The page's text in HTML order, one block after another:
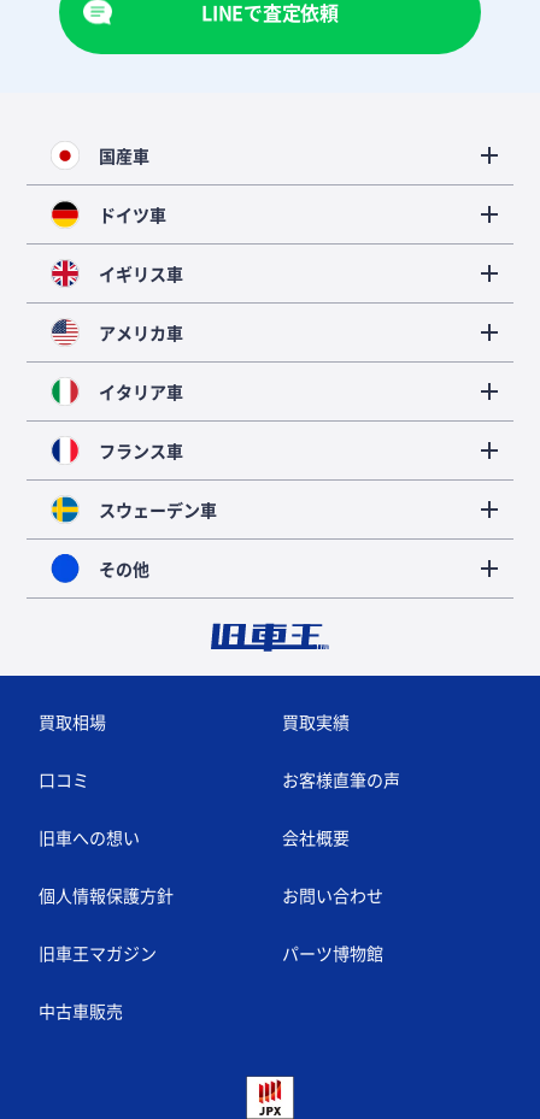
LINEで査定依頼
国産車
ドイツ車
イギリス車
アメリカ車
イタリア車
フランス車
スウェーデン車
その他
買取相場 買取実績
口コミ お客様直筆の声
旧車への想い 会社概要
個人情報保護方針 お問い合わせ
旧車王マガジン パーツ博物館
中古車販売